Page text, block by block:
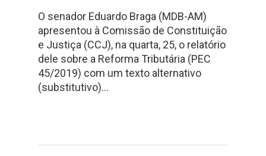
O senador Eduardo Braga (MDB-AM)
apresentou à Comissão de Constituição
e Justiça (CCJ), na quarta, 25, o relatório
dele sobre a Reforma Tributária (PEC
45/2019) com um texto alternativo
(substitutivo)…